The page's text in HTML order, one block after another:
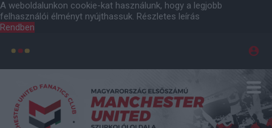
A weboldalunkon cookie-kat használunk, hogy a legjobb
felhasználói élményt nyújthassuk. Részletes leírás
Rendben